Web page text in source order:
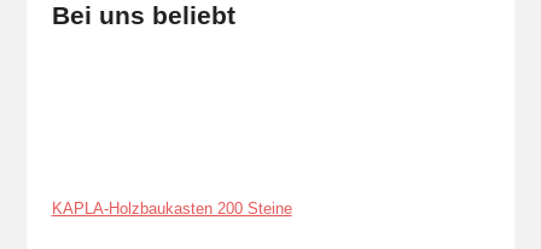
Bei uns beliebt
KAPLA-Holzbaukasten 200 Steine